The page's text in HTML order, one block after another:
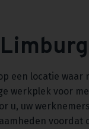
een locatie
werkplek voor
u, uw
voordat